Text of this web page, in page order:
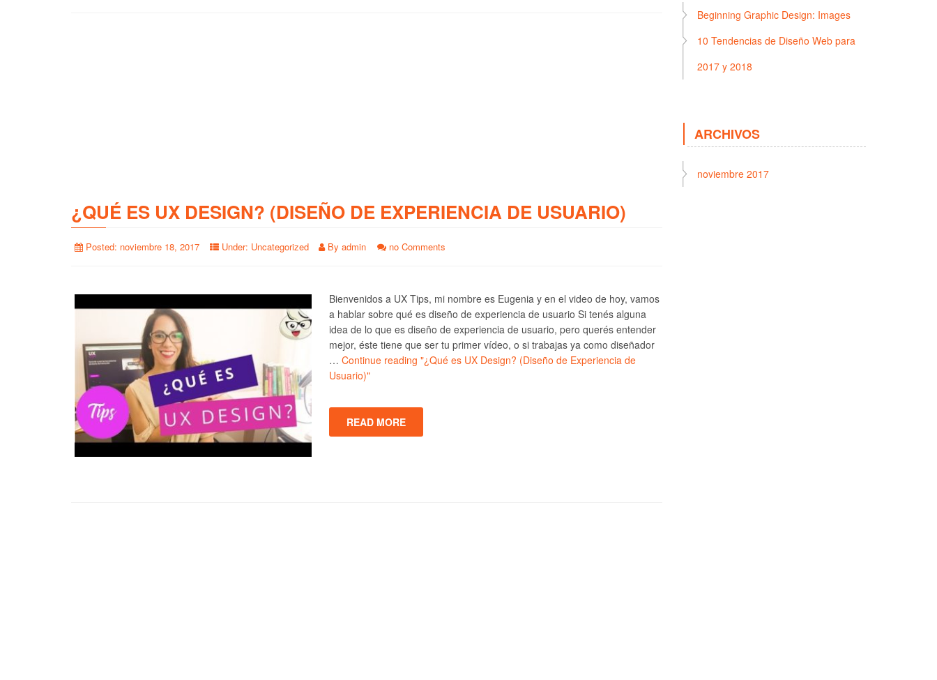
¿QUÉ ES UX DESIGN? (DISEÑO DE EXPERIENCIA DE USUARIO)
Posted: noviembre 18, 2017 Under: Uncategorized By admin no Comments
Bienvenidos a UX Tips, mi nombre es Eugenia y en el video de hoy, vamos
a hablar sobre qué es diseño de experiencia de usuario Si tenés alguna
idea de lo que es diseño de experiencia de usuario, pero querés entender
mejor, éste tiene que ser tu primer vídeo, o si trabajas ya como diseñador
… Continue reading "¿Qué es UX Design? (Diseño de Experiencia de
Usuario)"
READ MORE
Beginning Graphic Design: Images
10 Tendencias de Diseño Web para
2017 y 2018
ARCHIVOS
noviembre 2017